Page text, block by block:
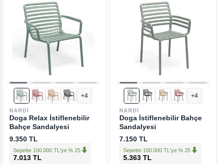
+4
NARDI
Doga Relax İstiflenebilir
Bahçe Sandalyesi
9.350 TL
Sepette 100.000 TL'ye % 25
7.013 TL
+4
NARDI
Doga İstiflenebilir Bahçe
Sandalyesi
7.150 TL
Sepette 100.000 TL'ye % 25
5.363 TL